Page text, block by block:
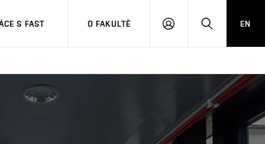
S FAST O FAKULTĚ
PŘIHLÁSITHLEDAT
EN